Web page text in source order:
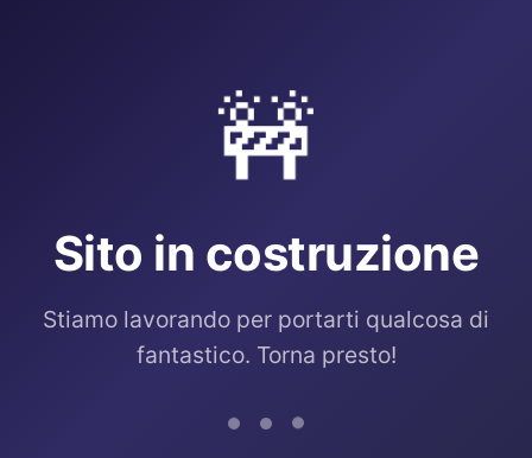
🚧
Sito in costruzione
Stiamo lavorando per portarti qualcosa di
fantastico. Torna presto!